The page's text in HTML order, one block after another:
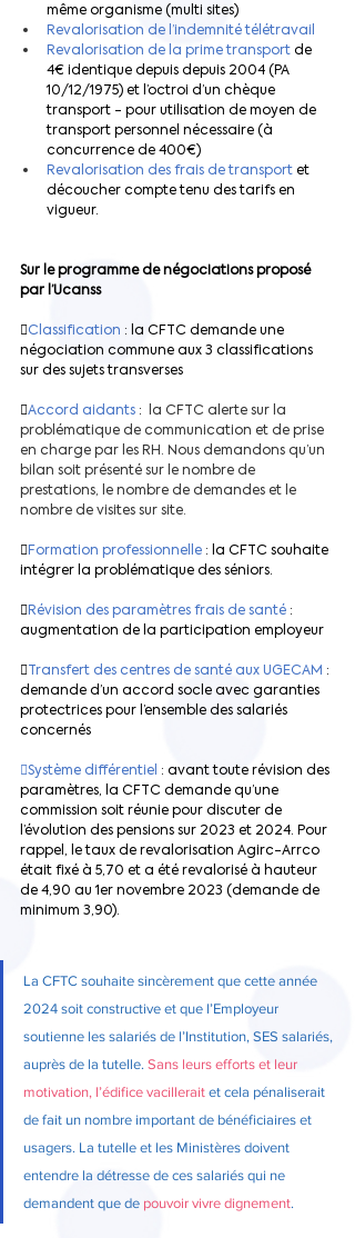
même organisme (multi sites)
Revalorisation de l’indemnité télétravail
Revalorisation de la prime transport de
4€ identique depuis depuis 2004 (PA
10/12/1975) et l’octroi d’un chèque
transport - pour utilisation de moyen de
transport personnel nécessaire (à
concurrence de 400€)
Revalorisation des frais de transport et
découcher compte tenu des tarifs en
vigueur.
Sur le programme de négociations proposé
par l’Ucanss
Classification : la CFTC demande une
négociation commune aux 3 classifications
sur des sujets transverses
Accord aidants : la CFTC alerte sur la
problématique de communication et de prise
en charge par les RH. Nous demandons qu’un
bilan soit présenté sur le nombre de
prestations, le nombre de demandes et le
nombre de visites sur site.
Formation professionnelle : la CFTC souhaite
intégrer la problématique des séniors.
Révision des paramètres frais de santé :
augmentation de la participation employeur
Transfert des centres de santé aux UGECAM :
demande d’un accord socle avec garanties
protectrices pour l’ensemble des salariés
concernés
Système différentiel : avant toute révision des
paramètres, la CFTC demande qu’une
commission soit réunie pour discuter de
l’évolution des pensions sur 2023 et 2024. Pour
rappel, le taux de revalorisation Agirc-Arrco
était fixé à 5,70 et a été revalorisé à hauteur
de 4,90 au 1er novembre 2023 (demande de
minimum 3,90).
La CFTC souhaite sincèrement que cette année
2024 soit constructive et que l’Employeur
soutienne les salariés de l’Institution, SES salariés,
auprès de la tutelle. Sans leurs efforts et leur
motivation, l’édifice vacillerait et cela pénaliserait
de fait un nombre important de bénéficiaires et
usagers. La tutelle et les Ministères doivent
entendre la détresse de ces salariés qui ne
demandent que de pouvoir vivre dignement.